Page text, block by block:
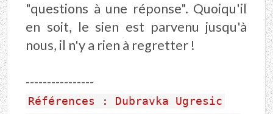
"questions à une réponse". Quoiqu'il
en soit, le sien est parvenu jusqu'à
nous, il n'y a rien à regretter !
----------------
Références : Dubravka Ugresic